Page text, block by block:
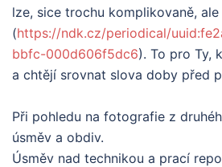
lze, sice trochu komplikovaně,
(https://ndk.cz/periodical/
bbfc-000d606f5dc6). To pro Ty,
a chtějí srovnat slova doby před
Při pohledu na fotografie z
úsměv a obdiv.
Úsměv nad technikou a prací